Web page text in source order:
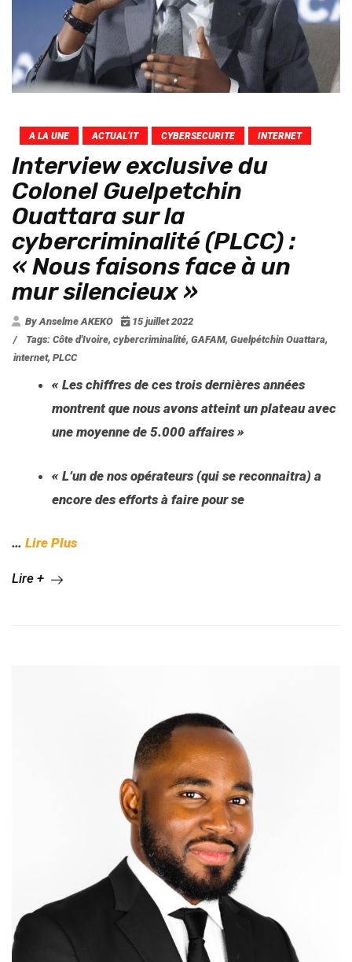
A LA UNE ACTUAL’IT CYBERSECURITE INTERNET
Interview exclusive du
Colonel Guelpetchin
Ouattara sur la
cybercriminalité (PLCC) :
« Nous faisons face à un
mur silencieux »
By Anselme AKEKO
15 juillet 2022
/
Tags: Côte d'Ivoire, cybercriminalité, GAFAM, Guelpétchin Ouattara,
internet, PLCC
« Les chiffres de ces trois dernières années
montrent que nous avons atteint un plateau avec
une moyenne de 5.000 affaires »
« L’un de nos opérateurs (qui se reconnaitra) a
encore des efforts à faire pour se
… Lire Plus
Lire +